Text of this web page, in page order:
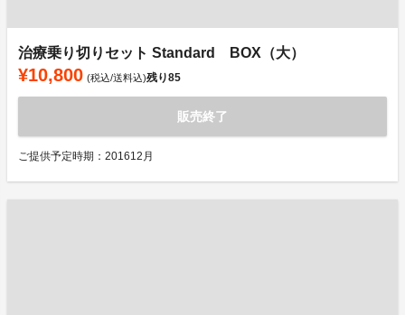
治療乗り切りセット Standard BOX（大）
¥10,800 (税込/送料込)残り85
販売終了
ご提供予定時期：201612月